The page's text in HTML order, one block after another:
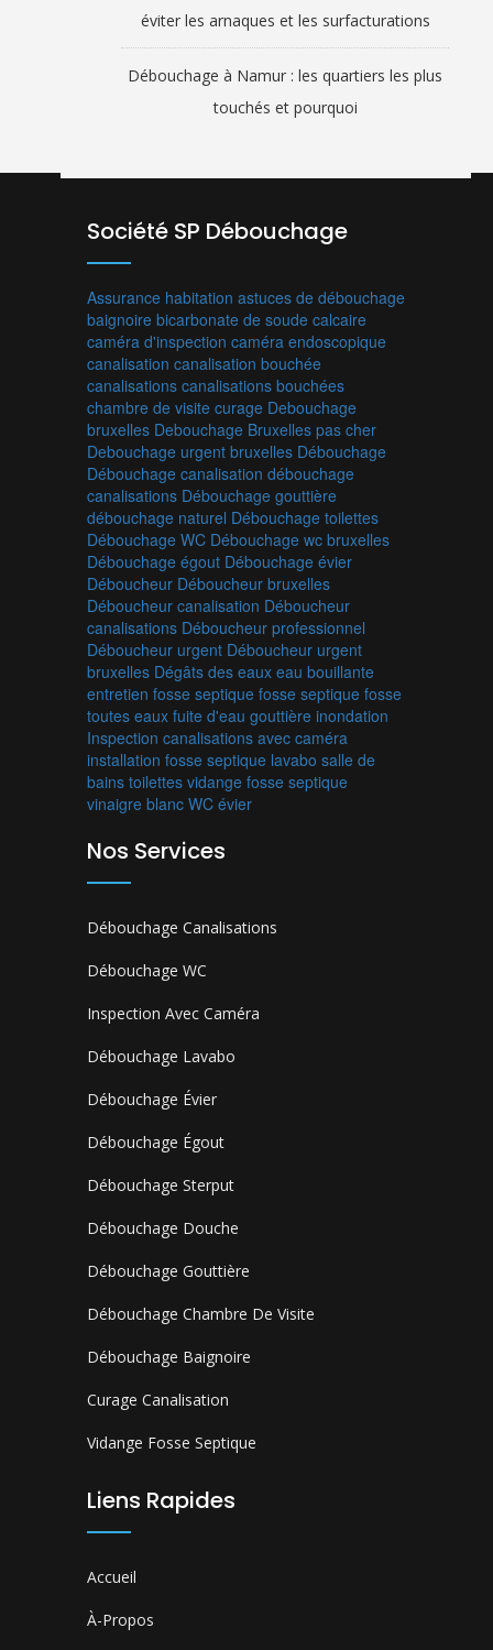
éviter les arnaques et les surfacturations
Débouchage à Namur : les quartiers les plus
touchés et pourquoi
Société SP Débouchage
Assurance habitation astuces de débouchage
baignoire bicarbonate de soude calcaire
caméra d'inspection caméra endoscopique
canalisation canalisation bouchée
canalisations canalisations bouchées
chambre de visite curage Debouchage
bruxelles Debouchage Bruxelles pas cher
Debouchage urgent bruxelles Débouchage
Débouchage canalisation débouchage
canalisations Débouchage gouttière
débouchage naturel Débouchage toilettes
Débouchage WC Débouchage wc bruxelles
Débouchage égout Débouchage évier
Déboucheur Déboucheur bruxelles
Déboucheur canalisation Déboucheur
canalisations Déboucheur professionnel
Déboucheur urgent Déboucheur urgent
bruxelles Dégâts des eaux eau bouillante
entretien fosse septique fosse septique fosse
toutes eaux fuite d'eau gouttière inondation
Inspection canalisations avec caméra
installation fosse septique lavabo salle de
bains toilettes vidange fosse septique
vinaigre blanc WC évier
Nos Services
Débouchage Canalisations
Débouchage WC
Inspection Avec Caméra
Débouchage Lavabo
Débouchage Évier
Débouchage Égout
Débouchage Sterput
Débouchage Douche
Débouchage Gouttière
Débouchage Chambre De Visite
Débouchage Baignoire
Curage Canalisation
Vidange Fosse Septique
Liens Rapides
Accueil
À-Propos